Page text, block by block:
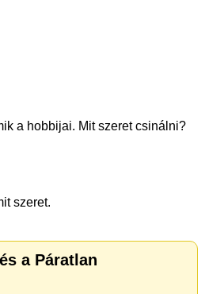
a hobbijai. Mit szeret csinálni?
szeret.
a Páratlan